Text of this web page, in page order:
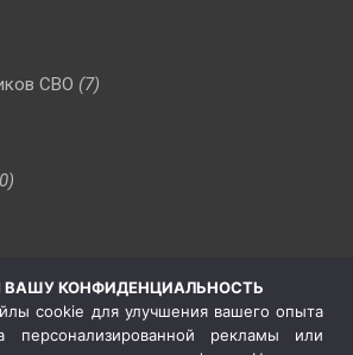
СВО (7)
(3)
(3)
КОНФИДЕНЦИАЛЬНОСТЬ
cookie для улучшения вашего опыта
персонализированной рекламы или